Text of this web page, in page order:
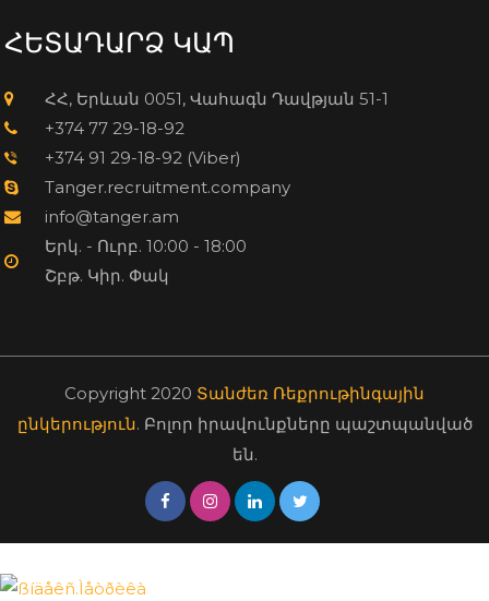
ՀԵՏԱԴԱՐՁ ԿԱՊ
ՀՀ, Երևան 0051, Վահագն Դավթյան 51-1
+374 77 29-18-92
+374 91 29-18-92 (Viber)
Tanger.recruitment.company
info@tanger.am
Երկ. - Ուրբ. 10:00 - 18:00
Շբթ. Կիր. Փակ
Copyright 2020 Տանժեռ Ռեքրութինգային
ընկերություն. Բոլոր իրավունքները պաշտպանված
են.